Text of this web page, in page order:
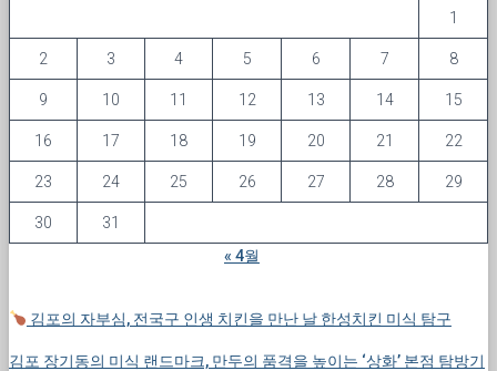
1
2 3 4 5 6 7 8
9 10 11 12 13 14 15
16 17 18 19 20 21 22
23 24 25 26 27 28 29
30
31
« 4월
김포의 자부심, 전국구 인생 치킨을 만난 날 한성치킨 미식 탐구
김포 장기동의 미식 랜드마크, 만두의 품격을 높이는 ‘상화’ 본점 탐방기